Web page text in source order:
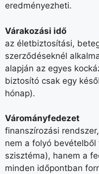
eredményezheti.
Várakozási idő
az életbiztosítási,
szerződéseknél
alapján az egyes
biztosító csak egy
hónap).
Várományfedezet
finanszírozási
nem a folyó
szisztéma), hanem a
minden időpontban